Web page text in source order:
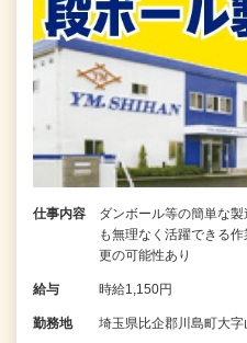
仕事内容
ダンボール等の簡単な
も無理なく活躍できる
更の可能性あり
給与 時給1,150円
勤務地 埼玉県比企郡川島町大字